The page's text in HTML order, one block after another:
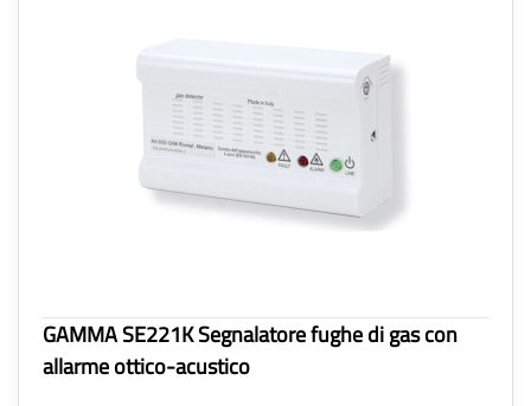
GAMMA SE221K Segnalatore fughe di gas con
allarme ottico-acustico